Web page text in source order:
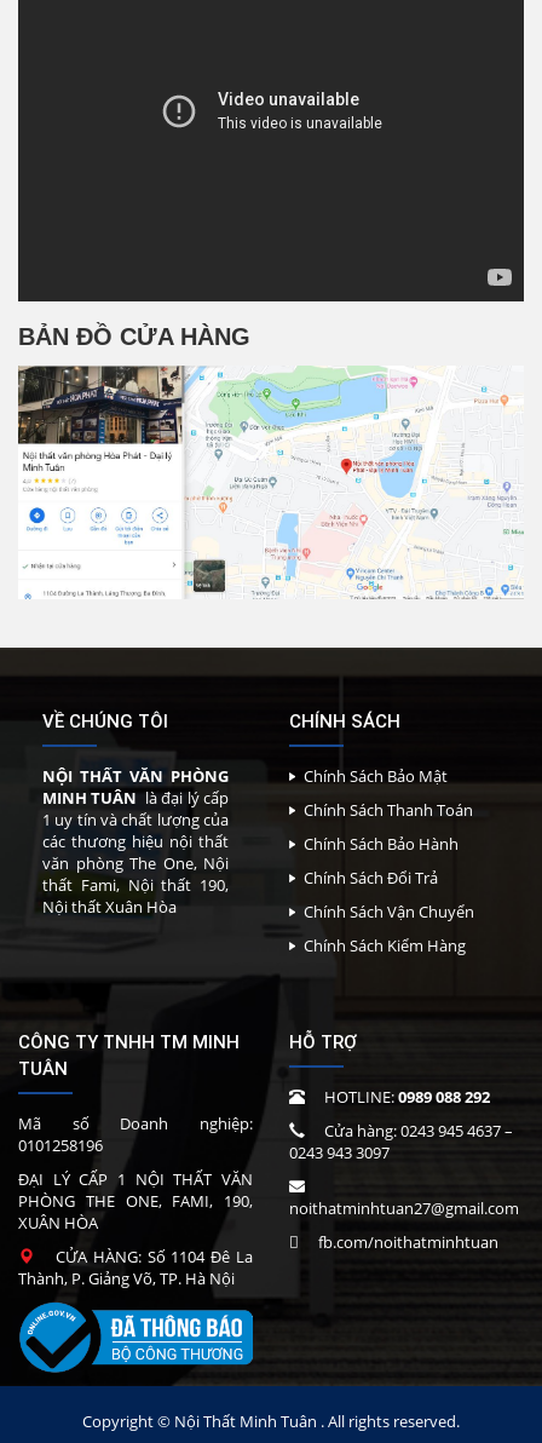
BẢN ĐỒ CỬA HÀNG
VỀ CHÚNG TÔI
NỘI THẤT VĂN PHÒNG
MINH TUÂN là đại lý cấp
1 uy tín và chất lượng của
các thương hiệu nội thất
văn phòng The One, Nội
thất Fami, Nội thất 190,
Nội thất Xuân Hòa
CHÍNH SÁCH
Chính Sách Bảo Mật
Chính Sách Thanh Toán
Chính Sách Bảo Hành
Chính Sách Đổi Trả
Chính Sách Vận Chuyển
Chính Sách Kiểm Hàng
CÔNG TY TNHH TM MINH
TUÂN
Mã số Doanh nghiệp:
0101258196
ĐẠI LÝ CẤP 1 NỘI THẤT VĂN
PHÒNG THE ONE, FAMI, 190,
XUÂN HÒA
CỬA HÀNG: Số 1104 Đê La
Thành, P. Giảng Võ, TP. Hà Nội
HỖ TRỢ
HOTLINE:0989 088 292
Cửa hàng:0243 945 4637–
0243 943 3097
noithatminhtuan27@gmail.com
fb.com/noithatminhtuan
Copyright © Nội Thất Minh Tuân . All rights reserved.